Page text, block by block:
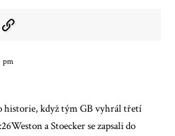
pm
historie, když tým GB vyhrál třetí
a Stoecker se zapsali do